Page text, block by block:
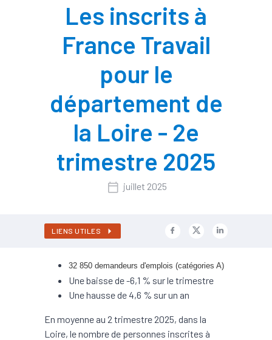
Les inscrits à
France Travail
pour le
département de
la Loire - 2e
trimestre 2025
juillet 2025
LIENS UTILES
32 850 demandeurs d'emplois (catégories A)
Une baisse de -6,1 % sur le trimestre
Une hausse de 4,6 % sur un an
En moyenne au 2 trimestre 2025, dans la
Loire, le nombre de personnes inscrites à